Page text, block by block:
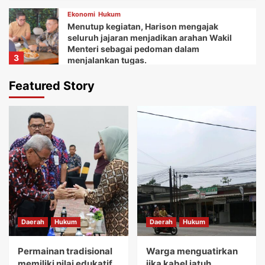
3
Ekonomi Hukum
Menutup kegiatan, Harison mengajak
seluruh jajaran menjadikan arahan Wakil
Menteri sebagai pedoman dalam
menjalankan tugas.
Daerah
Ketua Balai Adat Keariaan Tangerang Rd.
dukungan dan bantuan Bupati Tangerang
dan seluruh jajarannya.
5
Daerah Ekonomi
Kemudian Anna menuturkan acara Gebyar
festival Kuliner UMKM memberikan wadah
bagi koperasi dan pelaku usaha mikro.
Daerah Hukum
Permainan tradisional memiliki nilai
Featured Story
Daerah Hukum
Permainan tradisional
Daerah Hukum
Warga menguatirkan